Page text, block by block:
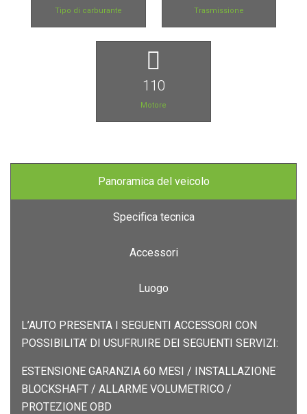
Tipo di carburante Trasmissione
110
Motore
Panoramica del veicolo
Specifica tecnica
Accessori
Luogo
L’AUTO PRESENTA I SEGUENTI ACCESSORI CON
POSSIBILITA’ DI USUFRUIRE DEI SEGUENTI SERVIZI:
ESTENSIONE GARANZIA 60 MESI / INSTALLAZIONE
BLOCKSHAFT / ALLARME VOLUMETRICO /
PROTEZIONE OBD